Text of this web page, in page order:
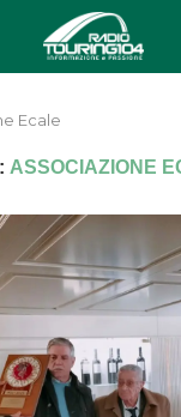
Ecale
ASSOCIAZIONE